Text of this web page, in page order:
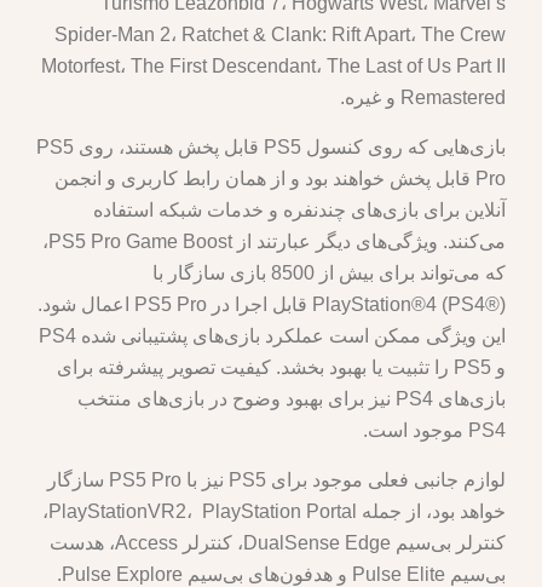
Spider-Man 2، Ratchet & Clank: Rift Apart، The Crew
Motorfest، The First Descendant، The Last of Us Part II
Remastered و غیره.
بازی‌هایی که روی کنسول PS5 قابل پخش هستند، روی PS5
Pro قابل پخش خواهند بود و از همان رابط کاربری و انجمن
آنلاین برای بازی‌های چندنفره و خدمات شبکه استفاده
می‌کنند. ویژگی‌های دیگر عبارتند از PS5 Pro Game Boost،
که می‌تواند برای بیش از 8500 بازی سازگار با
PlayStation®4 (PS4®) قابل اجرا در PS5 Pro اعمال شود.
این ویژگی ممکن است عملکرد بازی‌های پشتیبانی شده PS4
و PS5 را تثبیت یا بهبود بخشد. کیفیت تصویر پیشرفته برای
بازی‌های PS4 نیز برای بهبود وضوح در بازی‌های منتخب
PS4 موجود است.
لوازم جانبی فعلی موجود برای PS5 نیز با PS5 Pro سازگار
خواهد بود، از جمله PlayStationVR2، PlayStation Portal،
کنترلر بی‌سیم DualSense Edge، کنترلر Access، هدست
بی‌سیم Pulse Elite و هدفون‌های بی‌سیم Pulse Explore.